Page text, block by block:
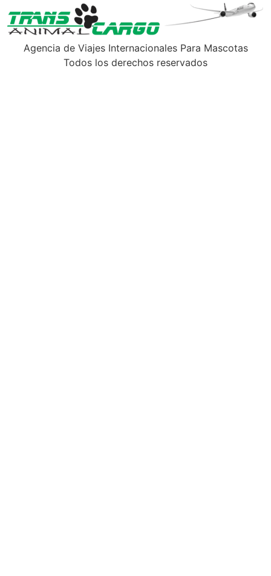
Agencia de Viajes Internacionales Para Mascotas
Todos los derechos reservados